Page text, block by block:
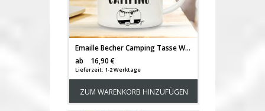
Emaille Becher Camping Tasse Wohnwagen Camper & Spruch Motto keep calm and go camping Kaffeetasse Zitat Geschenk eb140
ab
16,90 €
Lieferzeit: 1-2 Werktage
ZUM WARENKORB HINZUFÜGEN